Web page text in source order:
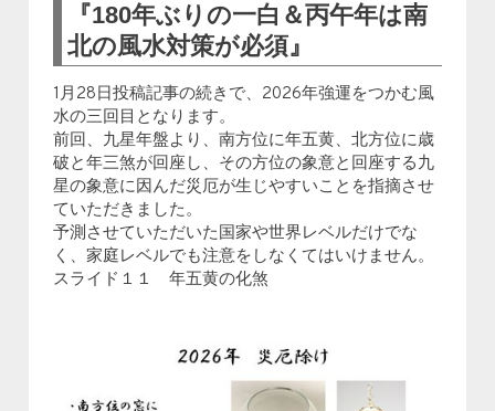
『180年ぶりの一白＆丙午年は南
北の風水対策が必須』
1月28日投稿記事の続きで、2026年強運をつかむ風
水の三回目となります。
前回、九星年盤より、南方位に年五黄、北方位に歳
破と年三煞が回座し、その方位の象意と回座する九
星の象意に因んだ災厄が生じやすいことを指摘させ
ていただきました。
予測させていただいた国家や世界レベルだけでな
く、家庭レベルでも注意をしなくてはいけません。
スライド１１ 年五黄の化煞